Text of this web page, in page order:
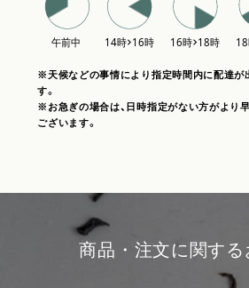
※天候などの事情により指定時間内に配達が
す。
※お急ぎの場合は、日時指定がない方がより
ございます。
商品・注文に関す